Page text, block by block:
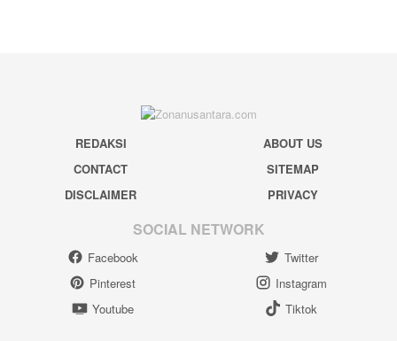
REDAKSI
ABOUT US
CONTACT
SITEMAP
DISCLAIMER
PRIVACY
SOCIAL NETWORK
Facebook
Twitter
Pinterest
Instagram
Youtube
Tiktok